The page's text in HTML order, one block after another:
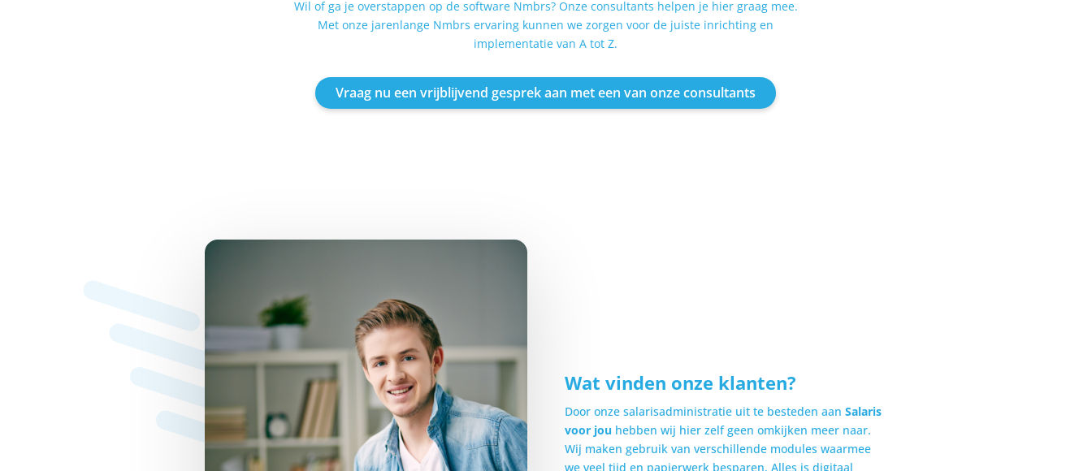
Wil of ga je overstappen op de software Nmbrs? Onze consultants helpen je hier graag mee.
Met onze jarenlange Nmbrs ervaring kunnen we zorgen voor de juiste inrichting en
implementatie van A tot Z.
Vraag nu een vrijblijvend gesprek aan met een van onze consultants
Wat vinden onze klanten?
Door onze salarisadministratie uit te besteden aanSalaris
voor jou hebben wij hier zelf geen omkijken meer naar.
Wij maken gebruik van verschillende modules waarmee
we veel tijd en papierwerk besparen. Alles is digitaal